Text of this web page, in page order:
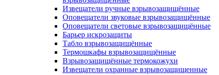
Извещатели ручные взрывозащищённые
Оповещатели звуковые взрывозащищённые
Оповещатели световые взрывозащищённые
Барьер искрозащиты
Табло взрывозащищённые
Термошкафы взрывозащищённые
Взрывозащищённые термокожухи
Извещатели охранные взрывозащищенные